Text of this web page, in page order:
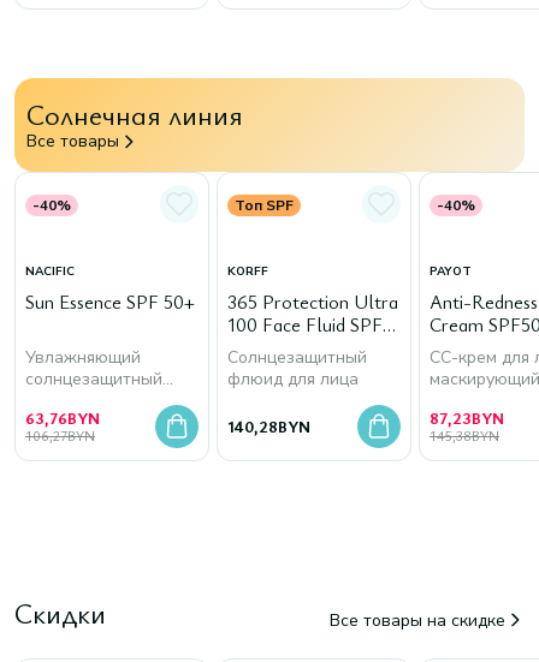
Солнечная линия
Все товары
-40%
NACIFIC
Sun Essence SPF 50+
Увлажняющий
солнцезащитный
63,76BYN
106,27BYN
Топ SPF
KORFF
365 Protection Ultra
100 Face Fluid SPF
50+
Солнцезащитный
флюид для лица
140,28BYN
-40%
PAYOT
Anti-
Cream
СС-крем для
маскирующий
87,23BYN
145,38BYN
Скидки Все товары на скидке